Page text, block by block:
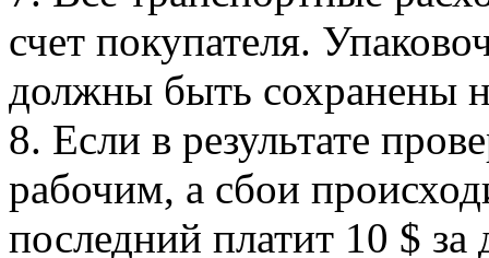
счет покупателя.
должны быть сохранены
8. Если в результате
рабочим, а сбои
последний платит 10 $ за